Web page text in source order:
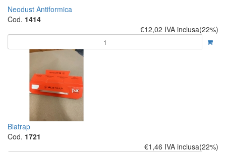
Neodust Antiformica
Cod. 1414
€12,02 IVA inclusa(22%)
Blatrap
Cod. 1721
€1,46 IVA inclusa(22%)